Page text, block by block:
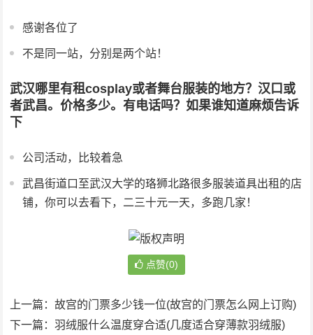
感谢各位了
不是同一站，分别是两个站！
武汉哪里有租cosplay或者舞台服装的地方？汉口或
者武昌。价格多少。有电话吗？如果谁知道麻烦告诉
下
公司活动，比较着急
武昌街道口至武汉大学的珞狮北路很多服装道具出租的店
铺，你可以去看下，二三十元一天，多跑几家！
点赞(0)
上一篇：故宫的门票多少钱一位(故宫的门票怎么网上订购)
下一篇：羽绒服什么温度穿合适(几度适合穿薄款羽绒服)